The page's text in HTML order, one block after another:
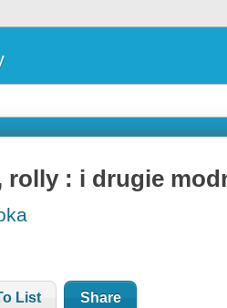
rolly : i drugie
List Share